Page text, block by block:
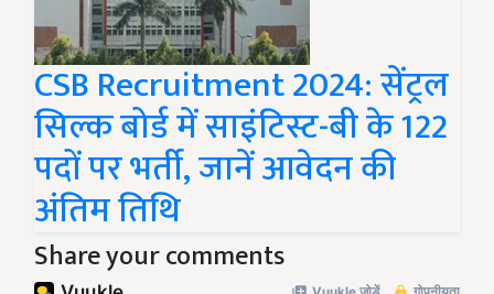
CSB Recruitment 2024: सेंट्रल
सिल्क बोर्ड में साइंटिस्ट-बी के 122
पदों पर भर्ती, जानें आवेदन की
अंतिम तिथि
Share your comments